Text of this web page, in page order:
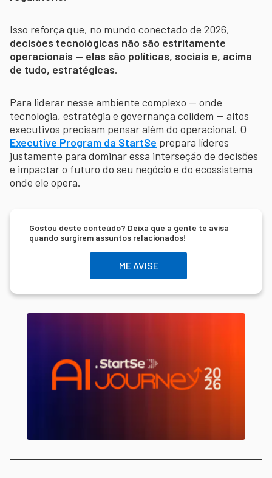
Isso reforça que, no mundo conectado de 2026,
decisões tecnológicas não são estritamente
operacionais — elas são políticas, sociais e, acima
de tudo, estratégicas.
Para liderar nesse ambiente complexo — onde
tecnologia, estratégia e governança colidem — altos
executivos precisam pensar além do operacional. O
Executive Program da StartSe prepara líderes
justamente para dominar essa interseção de decisões
e impactar o futuro do seu negócio e do ecossistema
onde ele opera.
Gostou deste conteúdo? Deixa que a gente te avisa
quando surgirem assuntos relacionados!
ME AVISE